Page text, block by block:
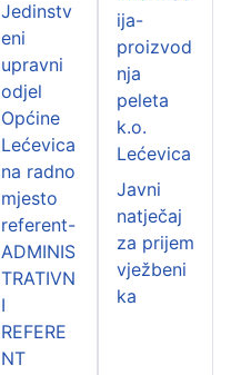
Jedinstv
eni
upravni
odjel
Općine
Lećevica
na radno
mjesto
referent-
ADMINIS
TRATIVN
I
REFERE
NT
ija-
proizvod
nja
peleta
k.o.
Lećevica
Javni
natječaj
za prijem
vježbeni
ka